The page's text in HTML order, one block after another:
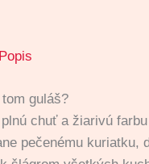
Popis
guláš?
chuť a žiarivú
pečenému kuriatku,